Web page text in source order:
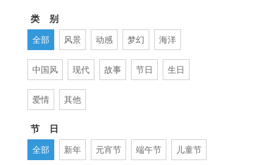
类 别
全部 风景 动感 梦幻 海洋
中国风 现代 故事 节日 生日
爱情 其他
节 日
全部 新年 元宵节 端午节 儿童节